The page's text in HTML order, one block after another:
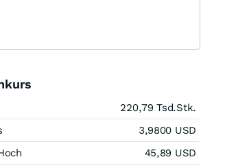
220,79 Tsd.Stk.
3,9800 USD
45,89 USD